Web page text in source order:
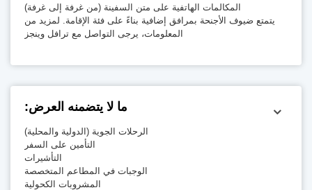
المكالمات الهاتفية على متن السفينة (من غرفة إلى غرفة)
يتمتع ضيوف الأجنحة بمرافق إضافية بناءً على فئة الإقامة. لمزيد من
المعلومات، يرجى التواصل مع ترافل وينجز
ما لا يتضمنه العرض:
الرحلات الجوية (الدولية والمحلية)
التأمين على السفر
التأشيرات
الوجبات في المطاعم المتخصصة
المشروبات الكحولية